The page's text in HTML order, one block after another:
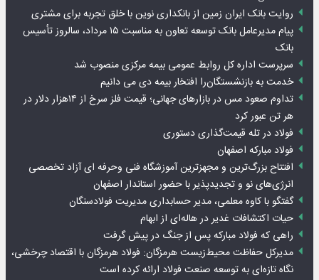
روایت بانک ایران زمین از بانکداری نوین با خلق تجربه برای مشتری
پیام مدیرعامل بانک توسعه تعاون به مناسبت ۱۵ مرداد، سالروز تأسیس
بانک
سرپرست اداره کل روابط عمومی بیمه مرکزی منصوب شد
خدمت به بازنشستگان‌را افتخار بیمه دی می دانیم
تداوم صعود مس در بازارهای جهانی؛ قیمت فلز سرخ از ۱۴هزار دلار در
هر تن عبور کرد
فولاد در تله قیمت‌گذاری دستوری
فولاد مبارکه اصفهان
افتتاح بزرگ‌ترین و مجهزترین آموزشگاه فنی وحرفه ای آزاد تخصصی
انرژی‌های نو و تجدیدپذیر با حضور استاندار اصفهان
گفتگو با کاوه معلمی، مدیر حسابداری مدیریت فولادسنگان
حیات اکتشافات غدیر در هاله‌ای از ابهام
راهی که فولاد مبارکه پس از جنگ در پیش گرفت
مدیرکل حفاظت محیط‌زیست هرمزگان: فولاد هرمزگان با اقتصاد چرخشی،
نگاه تازه‌ای به توسعه صنعت فولاد ارائه کرده است